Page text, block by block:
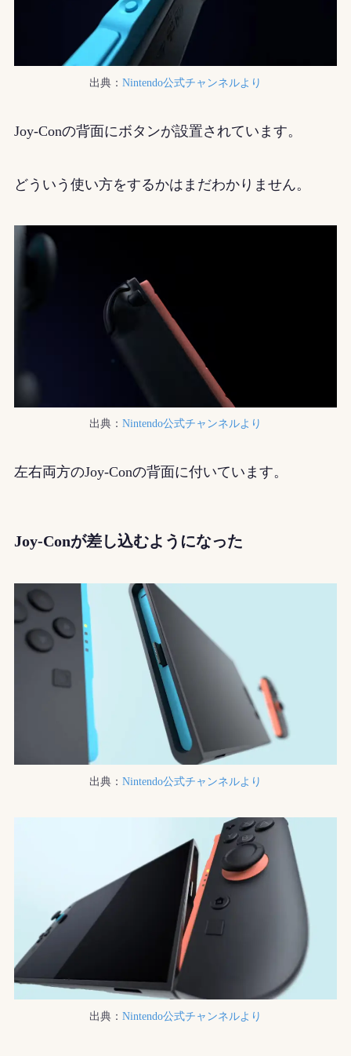
出典： Nintendo公式チャンネルより
Joy-Conの背面にボタンが設置されています。
どういう使い方をするかはまだわかりません。
出典： Nintendo公式チャンネルより
左右両方のJoy-Conの背面に付いています。
Joy-Conが差し込むようになった
出典： Nintendo公式チャンネルより
出典： Nintendo公式チャンネルより